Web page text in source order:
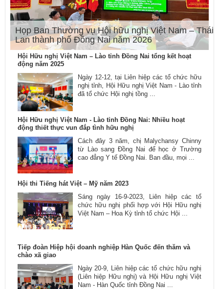
Họp Ban Thường vụ Hội hữu nghị Việt Nam – Thái
Lan thành phố Đồng Nai năm 2026
Hội Hữu nghị Việt Nam – Lào tỉnh Đồng Nai tổng kết hoạt
động năm 2025
Ngày 12-12, tại Liên hiệp các tổ chức hữu
nghị tỉnh, Hội Hữu nghị Việt Nam - Lào tỉnh
đã tổ chức Hội nghị tồng ...
Hội Hữu nghị Việt Nam - Lào tỉnh Đồng Nai: Nhiều hoạt
động thiết thực vun đắp tình hữu nghị
Cách đây 3 năm, chị Malychansy Chinny
từ Lào sang Đồng Nai để học ở Trường
cao đẳng Y tế Đồng Nai. Ban đầu, mọi ...
Hội thi Tiếng hát Việt – Mỹ năm 2023
Sáng ngày 16-9-2023, Liên hiệp các tổ
chức hữu nghị phối hợp với Hội Hữu nghị
Việt Nam – Hoa Kỳ tỉnh tổ chức Hội ...
Tiếp đoàn Hiệp hội doanh nghiệp Hàn Quốc đến thăm và
chào xã giao
Ngày 20-9, Liên hiệp các tổ chức hữu nghị
(Liên hiệp Hữu nghị) và Hội Hữu nghị Việt
Nam - Hàn Quốc tỉnh Đồng Nai ...